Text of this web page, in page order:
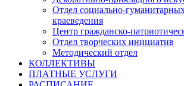
Отдел социально-
краеведения
Центр гражданско-
Отдел творческих инициатив
Методический отдел
КОЛЛЕКТИВЫ
ПЛАТНЫЕ УСЛУГИ